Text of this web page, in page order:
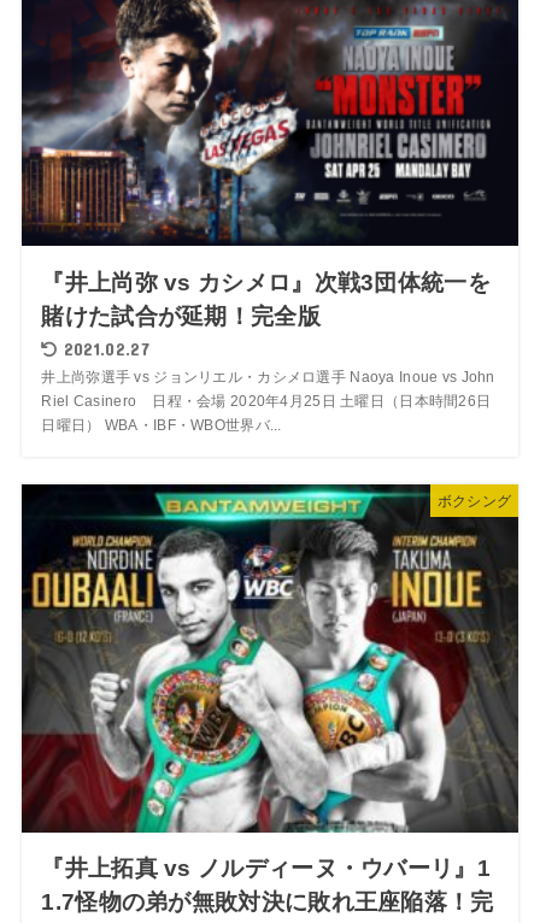
『井上尚弥 vs カシメロ』次戦3団体統一を
賭けた試合が延期！完全版
2021.02.27
井上尚弥選手 vs ジョンリエル・カシメロ選手 Naoya Inoue vs John
Riel Casinero 日程・会場 2020年4月25日 土曜日（日本時間26日
日曜日） WBA・IBF・WBO世界バ...
ボクシング
『井上拓真 vs ノルディーヌ・ウバーリ』1
1.7怪物の弟が無敗対決に敗れ王座陥落！完